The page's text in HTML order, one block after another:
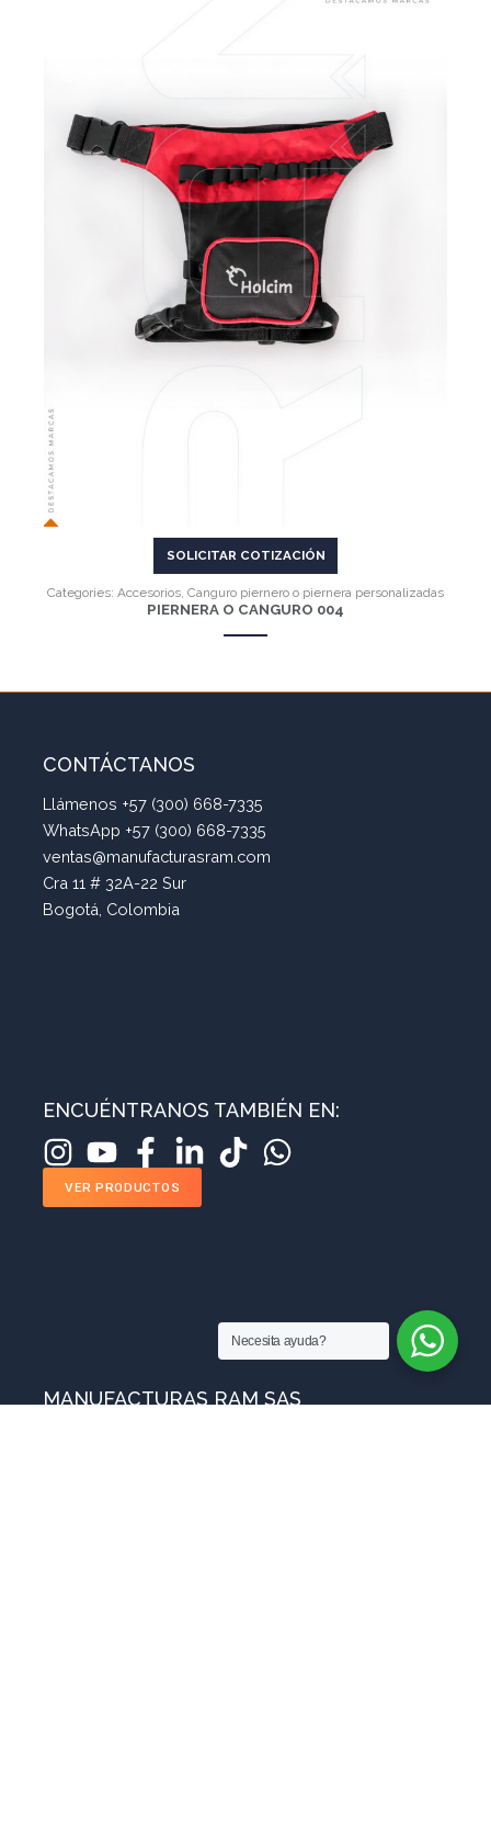
VER MÁS
SOLICITAR COTIZACIÓN
Categories: Accesorios Canguro piernero o piernera personalizadas
PIERNERA O CANGURO 004
CONTÁCTANOS
Llámenos +57 (300) 668-7335
WhatsApp +57 (300) 668-7335
ventas@manufacturasram.com
Cra 11 # 32A-22 Sur
Bogotá, Colombia
ENCUÉNTRANOS TAMBIÉN EN:
VER PRODUCTOS
MANUFACTURAS RAM SAS
Necesita ayuda?